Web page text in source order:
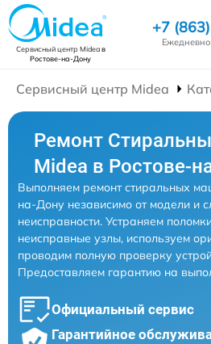
Сервисный центр Mideaв
Ростове-на-Дону
+7
Сервисный центр Midea
Ремонт
Midea в Ростове-
Выполняем ремонт стиральных
на-Дону независимо от модели и
неисправности. Устраняем
неисправные узлы, используем
проводим полную проверку
Предоставляем гарантию на
Официальный сервис
Гарантийное